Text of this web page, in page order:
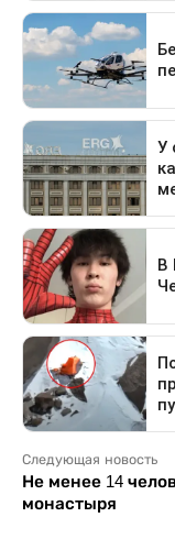
Следующая новость
Не менее 14
монастыря